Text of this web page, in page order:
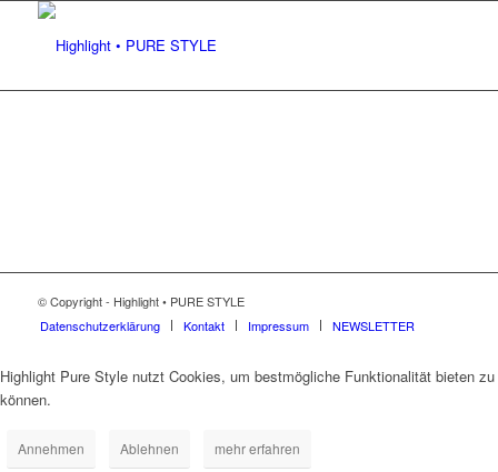
© Copyright - Highlight • PURE STYLE
Datenschutzerklärung
Kontakt Impressum NEWSLETTER
Highlight Pure Style nutzt Cookies, um bestmögliche Funktionalität bieten zu
können.
Annehmen Ablehnen mehr erfahren